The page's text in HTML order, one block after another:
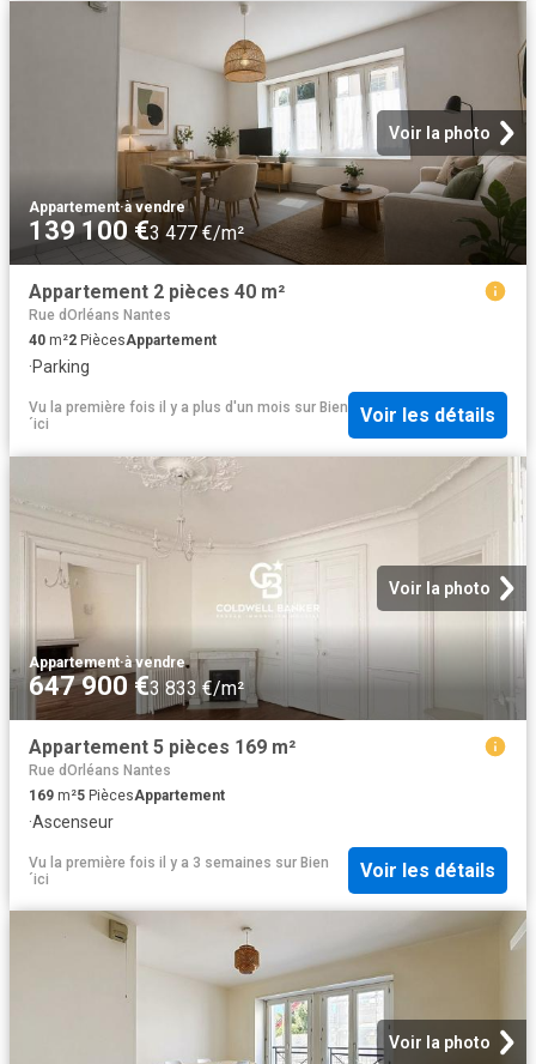
Voir la photo
Appartement·à vendre
139 100 €3 477 €/m²
Appartement 2 pièces 40 m²
Rue dOrléans Nantes
40 m²2 PiècesAppartement
·Parking
Vu la première fois il y a plus d'un mois sur Bien
´ici
Voir les détails
Voir la photo
Appartement·à vendre
647 900 €3 833 €/m²
Appartement 5 pièces 169 m²
Rue dOrléans Nantes
169 m²5 PiècesAppartement
·Ascenseur
Vu la première fois il y a 3 semaines sur Bien
´ici
Voir les détails
Voir la photo